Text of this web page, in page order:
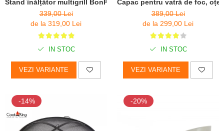
Stand înălțător multigrill BonPlancha / BonBiza
339,00 Lei
de la 319,00 Lei
IN STOC
VEZI VARIANTE
Capac pentru vatră de foc,
389,00 Lei
de la 299,00 Lei
IN STOC
VEZI VARIANTE
-14% -20%